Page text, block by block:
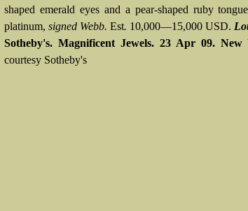
shaped emerald eyes and a pear-shaped ruby
platinum, signed Webb. Est. 10,000—15,000 USD.
Sotheby's. Magnificent Jewels. 23 Apr 09. New
courtesy Sotheby's